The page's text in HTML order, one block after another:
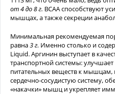
от 4 до 8 г. BCAA способствуют
мышцах, а также секреции
Минимальная рекомендуемая
равна3 г. Именно столько и
Liquid. Аргинин выступает в
транспортной системы:
питательных веществ к мышцам,
сердечно-сосудистую систему,
«накачки» мышц и укрепляет